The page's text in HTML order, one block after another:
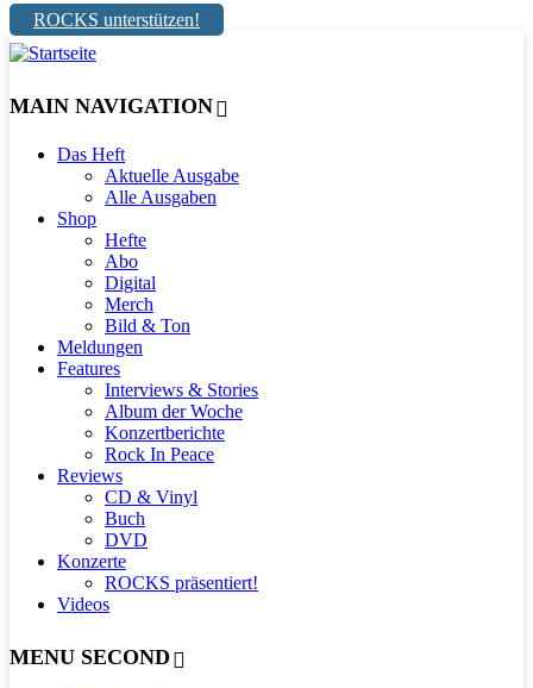
ROCKS unterstützen!
MAIN NAVIGATION
Das Heft
Aktuelle Ausgabe
Alle Ausgaben
Shop
Hefte
Abo
Digital
Merch
Bild & Ton
Meldungen
Features
Interviews & Stories
Album der Woche
Konzertberichte
Rock In Peace
Reviews
CD & Vinyl
Buch
DVD
Konzerte
ROCKS präsentiert!
Videos
MENU SECOND